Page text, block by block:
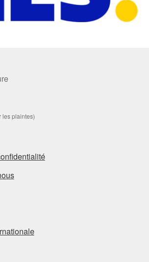
les plaintes)